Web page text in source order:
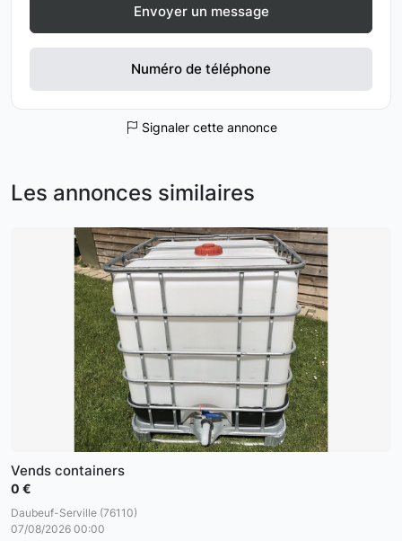
Envoyer un message
Numéro de téléphone
Signaler cette annonce
Les annonces similaires
Vends containers
0 €
Daubeuf-Serville (76110)
07/08/2026 00:00